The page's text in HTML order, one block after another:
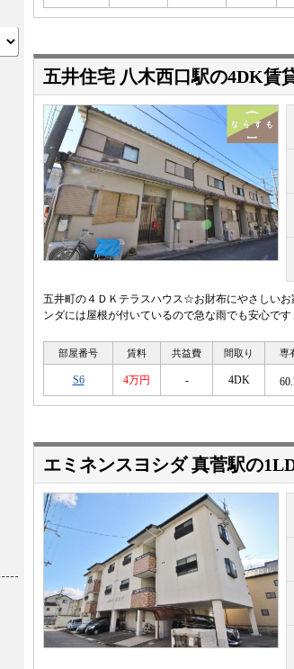
五井住宅 八木西口駅の4DK賃
五井町の４ＤＫテラスハウス☆お財布にやさしい
ンダには屋根が付いているので急な雨でも安心で
部屋番号 賃料 共益費 間取り 専
S6 4万円 - 4DK
エミネンスヨシダ 真菅駅の